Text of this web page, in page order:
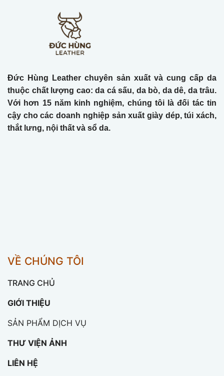
Đức Hùng Leather chuyên sản xuất và cung cấp da
thuộc chất lượng cao: da cá sấu, da bò, da dê, da trâu.
Với hơn 15 năm kinh nghiệm, chúng tôi là đối tác tin
cậy cho các doanh nghiệp sản xuất giày dép, túi xách,
thắt lưng, nội thất và sổ da.
VỀ CHÚNG TÔI
TRANG CHỦ
GIỚI THIỆU
SẢN PHẨM DỊCH VỤ
THƯ VIỆN ẢNH
LIÊN HỆ